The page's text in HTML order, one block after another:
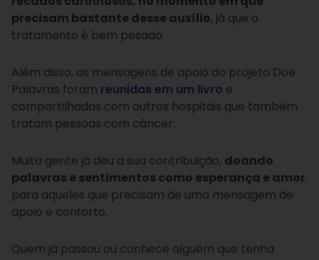
precisam bastante desse auxílio, já que o
tratamento é bem pesado.
Além disso, as mensagens de apoio do projeto Doe
Palavras foram reunidas em um livro e
compartilhadas com outros hospitais que também
tratam pessoas com câncer.
Muita gente já deu a sua contribuição, doando
palavras e sentimentos como esperança e amor
para aqueles que precisam de uma mensagem de
apoio e conforto.
Quem já passou ou conhece alguém que tenha